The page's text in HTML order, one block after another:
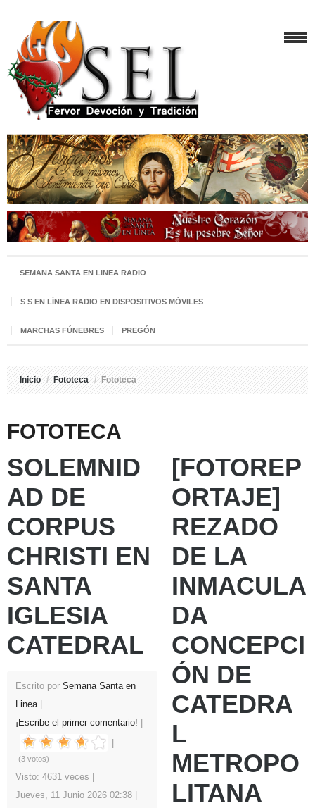
SEMANA SANTA EN LINEA RADIO
S S EN LÍNEA RADIO EN DISPOSITIVOS MÓVILES
MARCHAS FÚNEBRES PREGÓN
Inicio / Fototeca / Fototeca
FOTOTECA
SOLEMNID
AD DE
CORPUS
CHRISTI EN
SANTA
IGLESIA
CATEDRAL
Escrito por Semana Santa en
Linea
¡Escribe el primer comentario!
(3 votos)
Visto: 4631 veces
Jueves, 11 Junio 2026 02:38
[FOTOREP
ORTAJE]
REZADO
DE LA
INMACULA
DA
CONCEPCI
ÓN DE
CATEDRA
L
METROPO
LITANA